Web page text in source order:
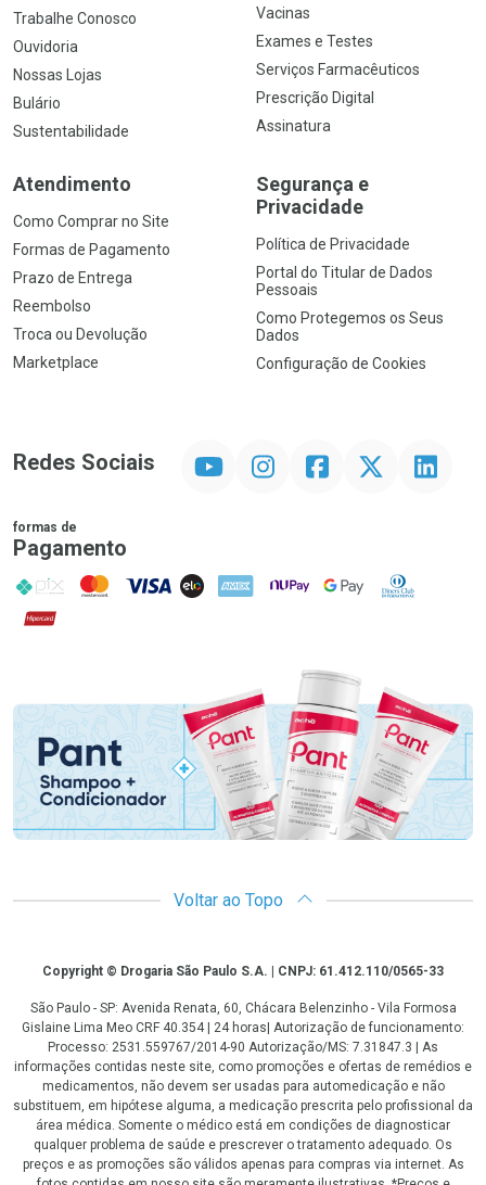
Trabalhe Conosco
Ouvidoria
Nossas Lojas
Bulário
Sustentabilidade
Vacinas
Exames e Testes
Serviços Farmacêuticos
Prescrição Digital
Assinatura
Atendimento
Como Comprar no Site
Formas de Pagamento
Prazo de Entrega
Reembolso
Troca ou Devolução
Marketplace
Segurança e
Privacidade
Política de Privacidade
Portal do Titular de Dados
Pessoais
Como Protegemos os Seus
Dados
Configuração de Cookies
Redes Sociais InstagramFacebook Linkedin
formas de
Pagamento
PIX MasterCard
VISA ELO AMEX NuPay Google PayDiners Club
Hipercard
Promoção em Destaque
Voltar ao Topo
CopyrightCopyright © Drogaria São Paulo S.A. | CNPJ: 61.412.110/0565-33
São Paulo - SP: Avenida Renata, 60, Chácara Belenzinho - Vila Formosa
Gislaine Lima Meo CRF 40.354 | 24 horas| Autorização de funcionamento:
Processo: 2531.559767/2014-90 Autorização/MS: 7.31847.3 | As
informações contidas neste site, como promoções e ofertas de remédios e
medicamentos, não devem ser usadas para automedicação e não
substituem, em hipótese alguma, a medicação prescrita pelo profissional da
área médica. Somente o médico está em condições de diagnosticar
qualquer problema de saúde e prescrever o tratamento adequado. Os
preços e as promoções são válidos apenas para compras via internet. As